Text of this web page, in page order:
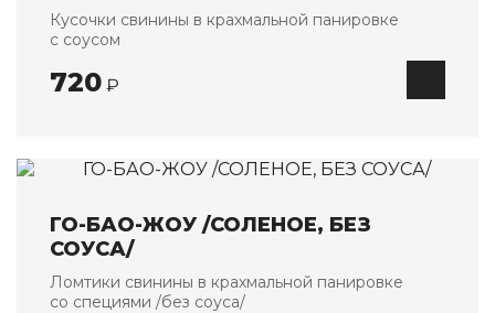
Кусочки свинины в крахмальной панировке
с соусом
720 ₽
ГО-БАО-ЖОУ /СОЛЕНОЕ, БЕЗ
СОУСА/
Ломтики свинины в крахмальной панировке
со специями /без соуса/